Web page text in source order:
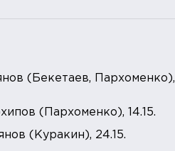
(Бекетаев, Пархоменко),
(Пархоменко), 14.15.
(Куракин), 24.15.